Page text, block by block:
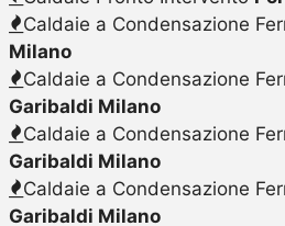
Caldaie a Condensazione
Milano
Caldaie a Condensazione
Garibaldi Milano
Caldaie a Condensazione
Garibaldi Milano
Caldaie a Condensazione
Garibaldi Milano